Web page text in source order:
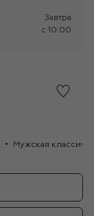
Завтра
c 10:00
Мужская